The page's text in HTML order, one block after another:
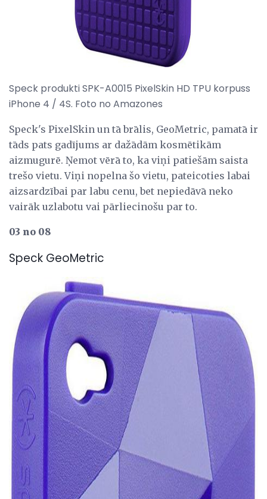
Speck produkti SPK-A0015 PixelSkin HD TPU korpuss
iPhone 4 / 4S. Foto no Amazones
Speck's PixelSkin un tā brālis, GeoMetric, pamatā ir
tāds pats gadījums ar dažādām kosmētikām
aizmugurē. Ņemot vērā to, ka viņi patiešām saista
trešo vietu. Viņi nopelna šo vietu, pateicoties labai
aizsardzībai par labu cenu, bet nepiedāvā neko
vairāk uzlabotu vai pārliecinošu par to.
03 no 08
Speck GeoMetric